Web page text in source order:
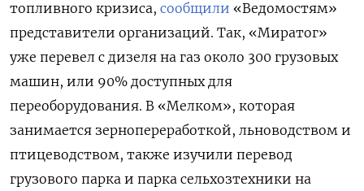
топливного кризиса, сообщили «Ведомостям»
представители организаций. Так, «Миратог»
уже перевел с дизеля на газ около 300 грузовых
машин, или 90% доступных для
переоборудования. В «Мелком», которая
занимается зернопереработкой, льноводством и
птицеводством, также изучили перевод
грузового парка и парка сельхозтехники на